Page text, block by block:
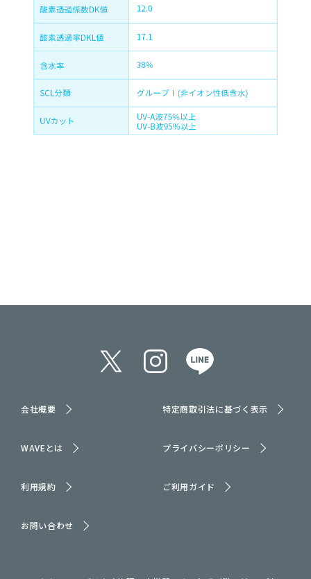
会社概要 特定商取引法に基づく表示
WAVEとは プライバシーポリシー
利用規約 ご利用ガイド
お問い合わせ